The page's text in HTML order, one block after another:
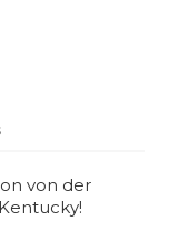
von der